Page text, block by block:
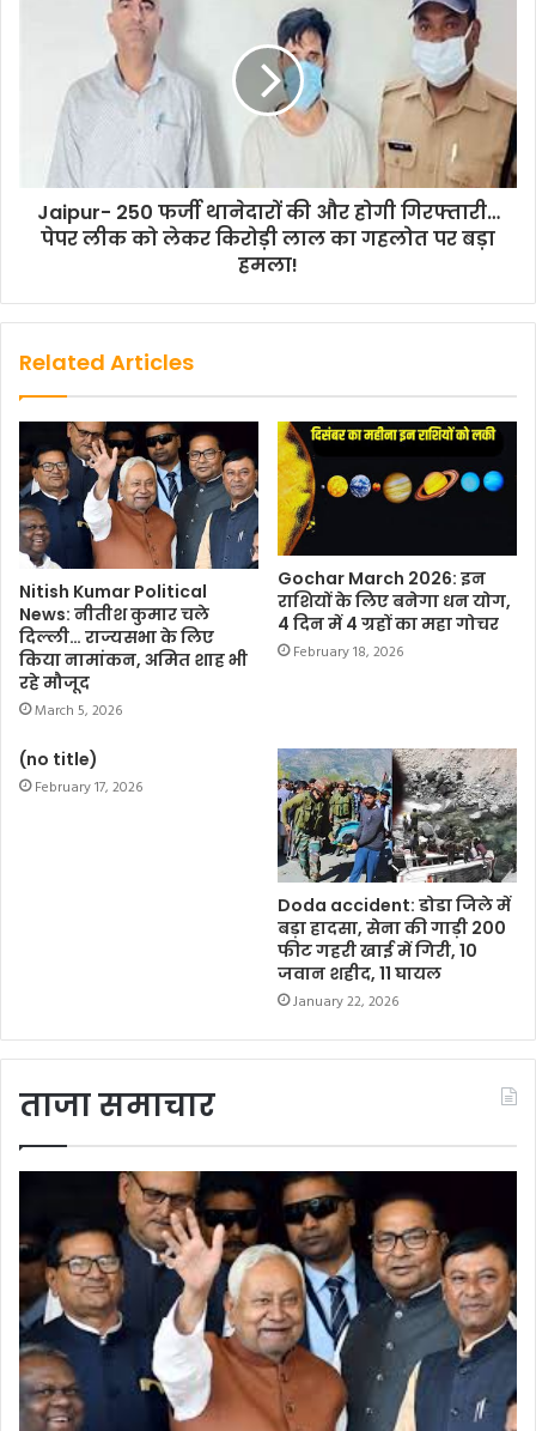
b
o
k
i
t
t
e
s
A
p
l
y
L
i
n
k
a
r
e
Jaipur- 250 फर्जी थानेदारों की और होगी गिरफ्तारी…
पेपर लीक को लेकर किरोड़ी लाल का गहलोत पर बड़ा
हमला!
Related Articles
Nitish Kumar Political
News: नीतीश कुमार चले
दिल्ली… राज्यसभा के लिए
किया नामांकन, अमित शाह भी
रहे मौजूद
March 5, 2026
Gochar March 2026: इन
राशियों के लिए बनेगा धन योग,
4 दिन में 4 ग्रहों का महा गोचर
February 18, 2026
(no title)
February 17, 2026
Doda accident: डोडा जिले में
बड़ा हादसा, सेना की गाड़ी 200
फीट गहरी खाई में गिरी, 10
जवान शहीद, 11 घायल
January 22, 2026
ताजा समाचार